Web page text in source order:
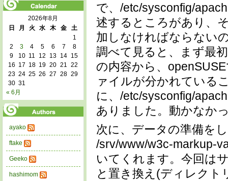
で、/etc/sysconfig/
述するところがあり、
加しなければならない
調べて見ると、まず最
の内容から、
ァイルが分かれている
に、/etc/sysconfig/
ありました。動かなか
次に、データの準備を
/srv/www/w3c-markup-
いてくれます。今回は
と置き換え(ディレクト
2026年8月
日
月 火 水 木 金
土
1
2
3 4 5 6 7
8
9
10 11 12 13 14 15
16 17 18 19 20 21
22
23 24 25 26 27 28 29
30 31
« 6月
ayako
ftake
Geeko
hashimom